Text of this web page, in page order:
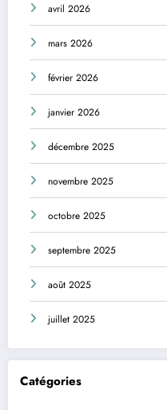
avril 2026
mars 2026
février 2026
janvier 2026
décembre 2025
novembre 2025
octobre 2025
septembre 2025
août 2025
juillet 2025
Catégories